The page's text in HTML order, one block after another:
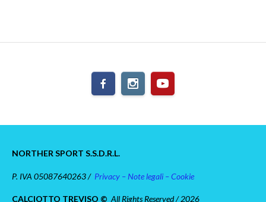
NORTHER SPORT S.S.D.R.L.
P. IVA 05087640263 / Privacy – Note legali – Cookie
CALCIOTTO TREVISO © All Rights Reserved / 2026